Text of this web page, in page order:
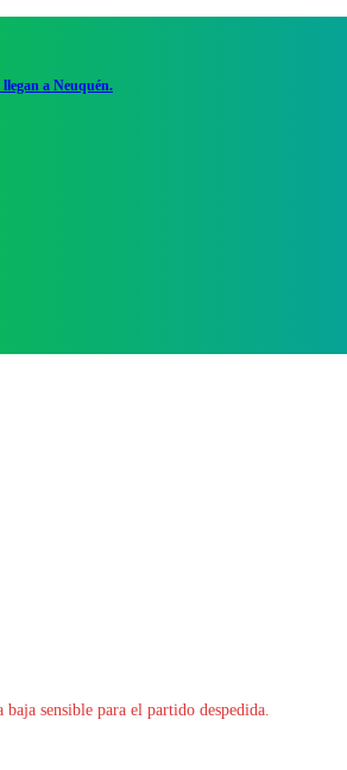
a Neuquén.
sensible para el partido despedida.